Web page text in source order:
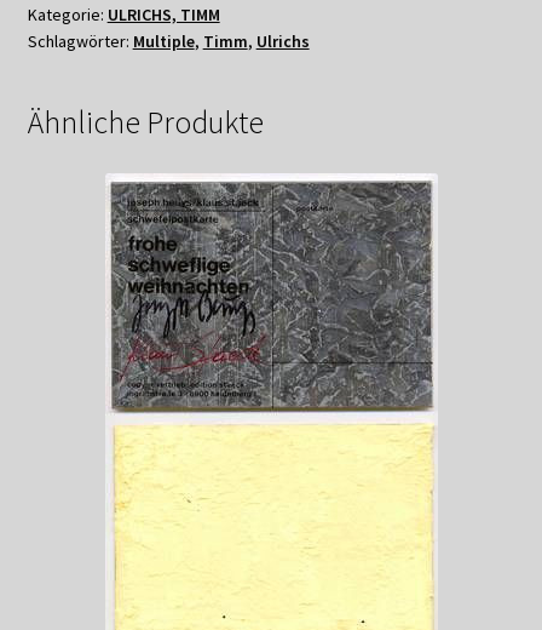
Menge
Kategorie: ULRICHS, TIMM
Schlagwörter: Multiple, Timm, Ulrichs
Ähnliche Produkte